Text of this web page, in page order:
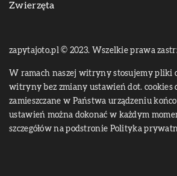
Zwierzęta
zapytajoto.pl © 2023. Wszelkie prawa
W ramach naszej witryny stosujemy pliki
witryny bez zmiany ustawień dot. cookies
zamieszczane w Państwa urządzeniu
ustawień można dokonać w każdym
szczegółów na podstronie Polityka